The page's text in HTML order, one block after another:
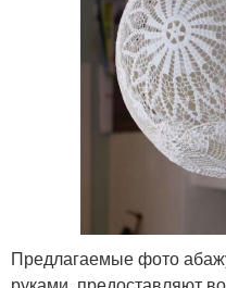
Предлагаемые фото